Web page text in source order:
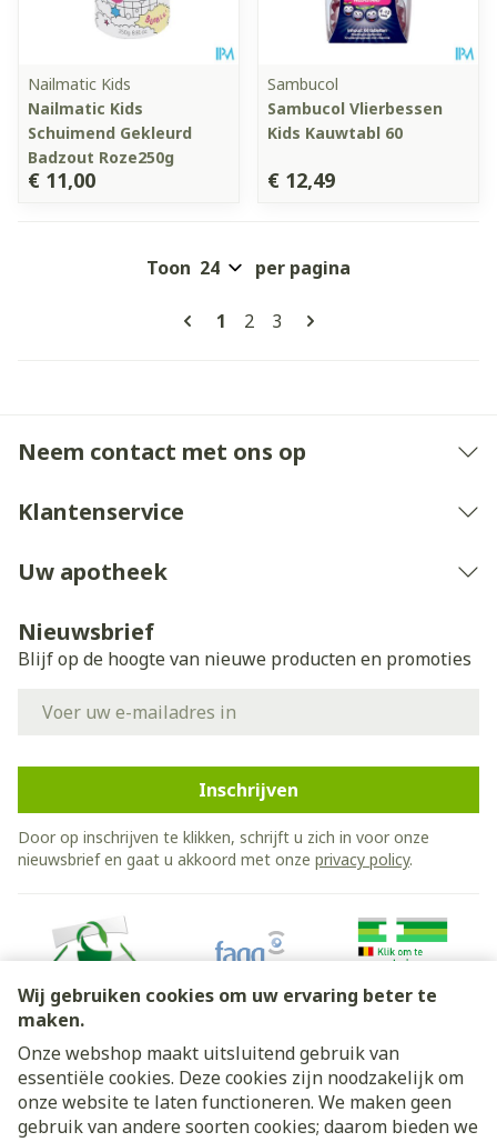
Wij gebruiken cookies om uw ervaring beter te
maken.
Onze webshop maakt uitsluitend gebruik van
essentiële cookies. Deze cookies zijn noodzakelijk om
onze website te laten functioneren. We maken geen
gebruik van andere soorten cookies; daarom bieden we
Nailmatic Kids
Nailmatic Kids
Schuimend Gekleurd
Badzout Roze250g
€ 11,00
Sambucol
Sambucol Vlierbessen
Kids Kauwtabl 60
€ 12,49
Pagina's
U lees momenteel pagina
1 Pagina
2 Pagina
3
Toon per pagina
Neem contact met ons op
Klantenservice
Uw apotheek
Nieuwsbrief
Blijf op de hoogte van nieuwe producten en promoties
Inschrijven
Door op inschrijven te klikken, schrijft u zich in voor onze
nieuwsbrief en gaat u akkoord met onze privacy policy.
Juridische links